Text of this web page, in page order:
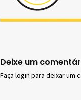
Deixe um
Faça login para deixar um